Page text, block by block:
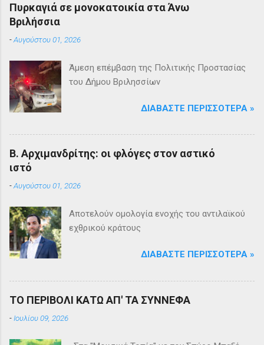
Πυρκαγιά σε μονοκατοικία στα Άνω
Βριλήσσια
-Αυγούστου 01, 2026
Άμεση επέμβαση της Πολιτικής Προστασίας
του Δήμου Βριλησσίων
ΔΙΑΒΆΣΤΕ ΠΕΡΙΣΣΌΤΕΡΑ »
Β. Αρχιμανδρίτης: οι φλόγες στον αστικό
ιστό
-Αυγούστου 01, 2026
Αποτελούν ομολογία ενοχής του αντιλαϊκού
εχθρικού κράτους
ΔΙΑΒΆΣΤΕ ΠΕΡΙΣΣΌΤΕΡΑ »
ΤΟ ΠΕΡΙΒΟΛΙ ΚΑΤΩ ΑΠ' ΤΑ ΣΥΝΝΕΦΑ
- Ιουλίου 09, 2026